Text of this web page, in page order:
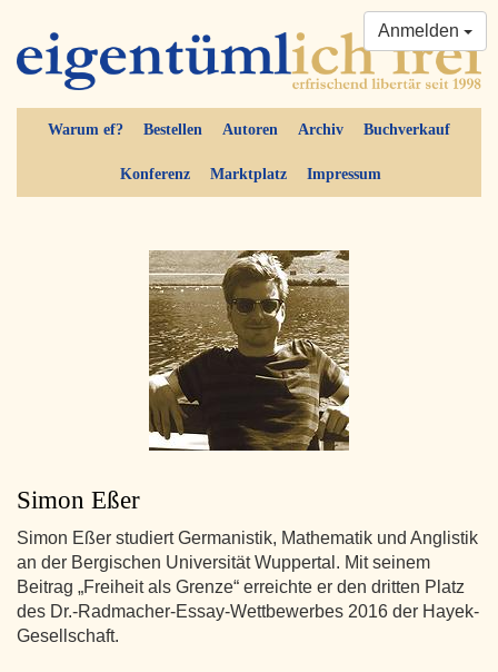
Warum ef? Bestellen Autoren Archiv Buchverkauf
Konferenz Marktplatz Impressum
Anmelden
Simon Eßer
Simon Eßer studiert Germanistik, Mathematik und Anglistik
an der Bergischen Universität Wuppertal. Mit seinem
Beitrag „Freiheit als Grenze“ erreichte er den dritten Platz
des Dr.-Radmacher-Essay-Wettbewerbes 2016 der Hayek-
Gesellschaft.